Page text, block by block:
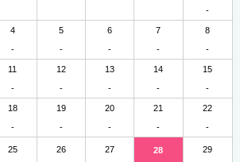
-
4
-
5
-
6
-
7
-
8
-
11
-
12
-
13
-
14
-
15
-
18
-
19
-
20
-
21
-
22
-
25
26
27
28
29